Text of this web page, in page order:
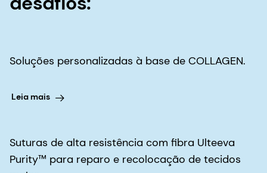
Soluções personalizadas à base de COLLAGEN.
Leia mais
Suturas de alta resistência com fibra Ulteeva
Purity™ para reparo e recolocação de tecidos